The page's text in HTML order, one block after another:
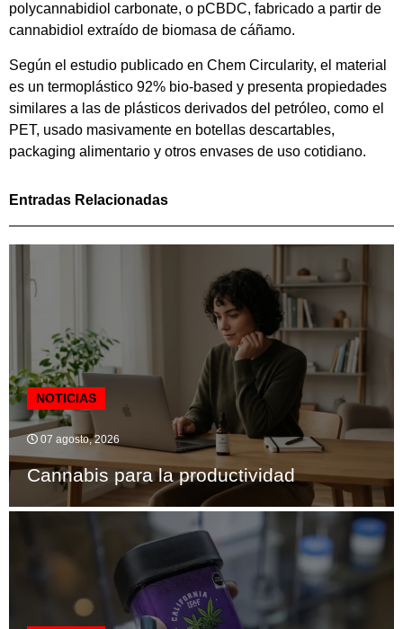
polycannabidiol carbonate, o pCBDC, fabricado a partir de
cannabidiol extraído de biomasa de cáñamo.
Según el estudio publicado en Chem Circularity, el material
es un termoplástico 92% bio-based y presenta propiedades
similares a las de plásticos derivados del petróleo, como el
PET, usado masivamente en botellas descartables,
packaging alimentario y otros envases de uso cotidiano.
Entradas Relacionadas
NOTICIAS
07 agosto, 2026
Cannabis para la productividad